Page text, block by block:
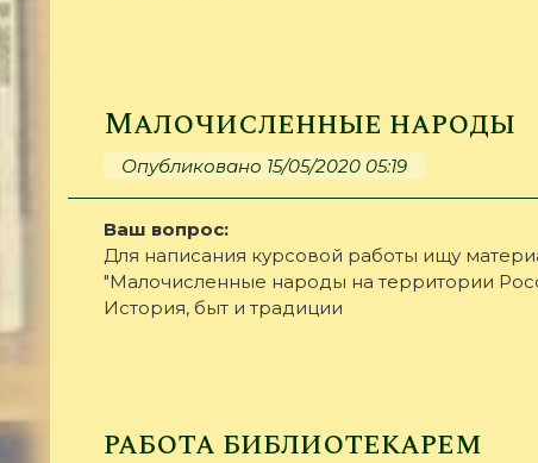
Малочисленные народы
Опубликовано 15/05/2020 05:19
Ваш вопрос:
Для написания курсовой работы ищу
"Малочисленные народы на территории
История, быт и традиции
работа библиотекарем